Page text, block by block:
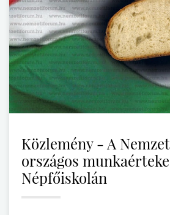
Közlemény - A
országos
Népfőiskolán